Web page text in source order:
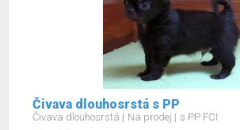
Čivava dlouhosrstá s PP
Čivava dlouhosrstá Na prodej s PP FCI